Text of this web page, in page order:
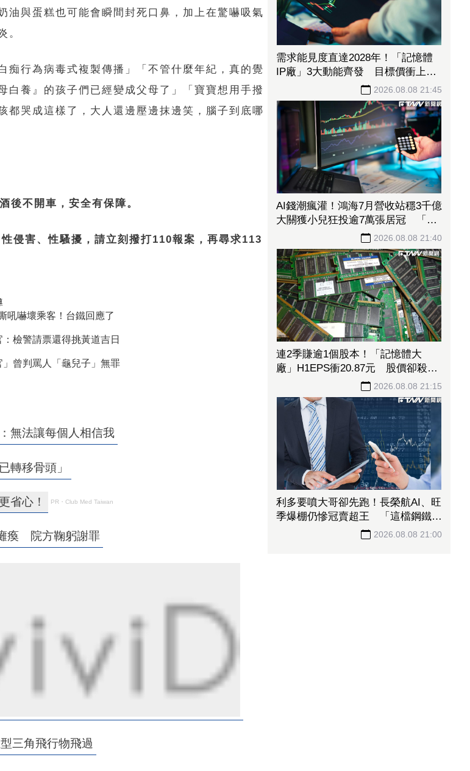
油與蛋糕也可能會瞬間封死口鼻，加上在驚嚇吸氣
。
痴行為病毒式複製傳播」「不管什麼年紀，真的覺
白養』的孩子們已經變成父母了」「寶寶想用手撥
都哭成這樣了，大人還邊壓邊抹邊笑，腦子到底哪
後不開車，安全有保障。
侵害、性騷擾，請立刻撥打110報案，再尋求113
吼嚇壞乘客！台鐵回應了
檢警請票還得挑黃道吉日
曾判罵人「龜兒子」無罪
無法讓每個人相信我
轉移骨頭」
省心！ PR・Club Med Taiwan
瘓 院方鞠躬謝罪
三角飛行物飛過
大廠」目標價衝1560元 下半年出
貨回溫、營收估成長20%2026.08.08 22:00
需求能見度直達2028年！「記憶體
IP廠」3大動能齊發 目標價衝上
1430元
2026.08.08 21:45
AI錢潮瘋灌！鴻海7月營收站穩3千億
大關獲小兒狂投逾7萬張居冠 「這
檔」單月營收首跨9千億、法說前夕
吸買氣
2026.08.08 21:40
連2季賺逾1個股本！「記憶體大
廠」H1EPS衝20.87元 股價卻殺至
跌停鎖死
2026.08.08 21:15